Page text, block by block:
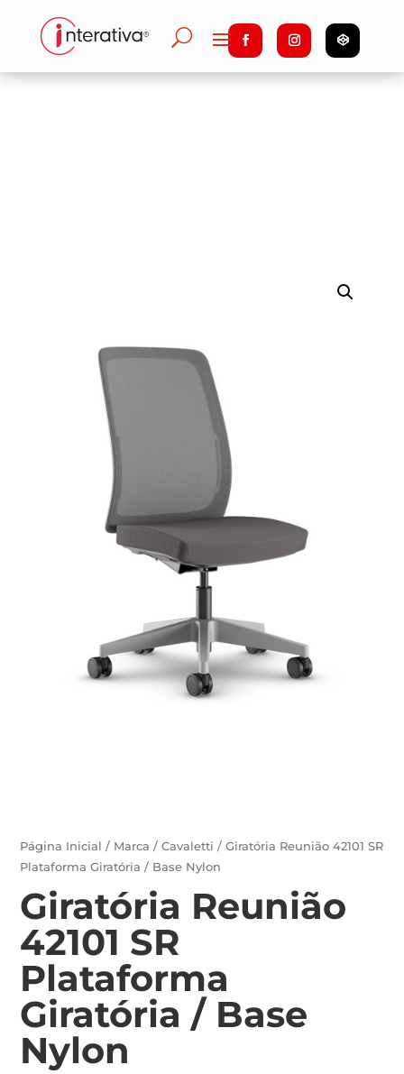
Página Inicial / Marca /Cavaletti / Giratória Reunião 42101 SR
Plataforma Giratória / Base Nylon
Giratória Reunião
42101 SR
Plataforma
Giratória / Base
Nylon